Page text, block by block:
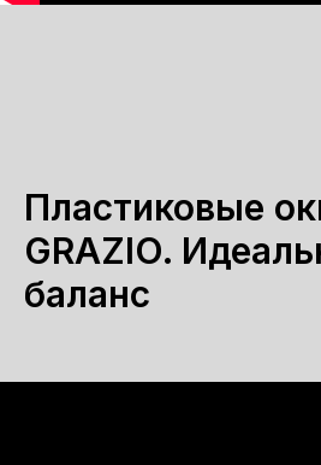
Пластиковые
GRAZIO.
баланс